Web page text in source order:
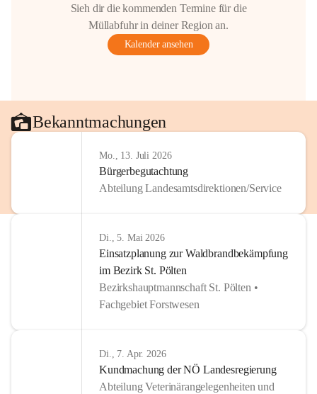
Sieh dir die kommenden Termine für die
Müllabfuhr in deiner Region an.
Kalender ansehen
Bekanntmachungen
Mo., 13. Juli 2026
Bürgerbegutachtung
Abteilung Landesamtsdirektionen/Service
Di., 5. Mai 2026
Einsatzplanung zur Waldbrandbekämpfung
im Bezirk St. Pölten
Bezirkshauptmannschaft St. Pölten •
Fachgebiet Forstwesen
Di., 7. Apr. 2026
Kundmachung der NÖ Landesregierung
Abteilung Veterinärangelegenheiten und